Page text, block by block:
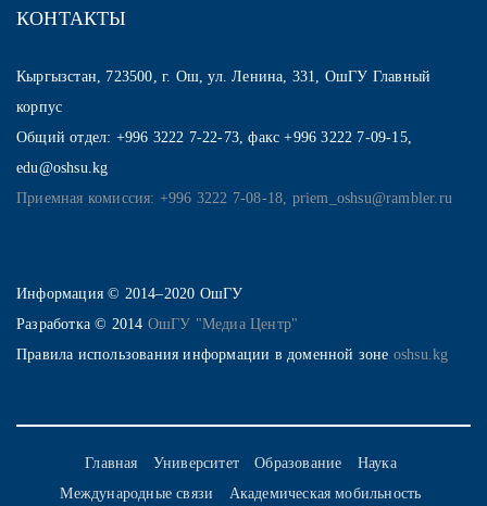
КОНТАКТЫ
Кыргызстан, 723500, г. Ош, ул. Ленина, 331, ОшГУ Главный
корпус
Общий отдел: +996 3222 7-22-73, факс +996 3222 7-09-15,
edu@oshsu.kg
Приемная комиссия: +996 3222 7-08-18, priem_oshsu@rambler.ru
Информация © 2014–2020 ОшГУ
Разработка © 2014 ОшГУ "Медиа Центр"
Правила использования информации в доменной зоне oshsu.kg
Главная Университет Образование
Наука
Международные связи
Академическая мобильность